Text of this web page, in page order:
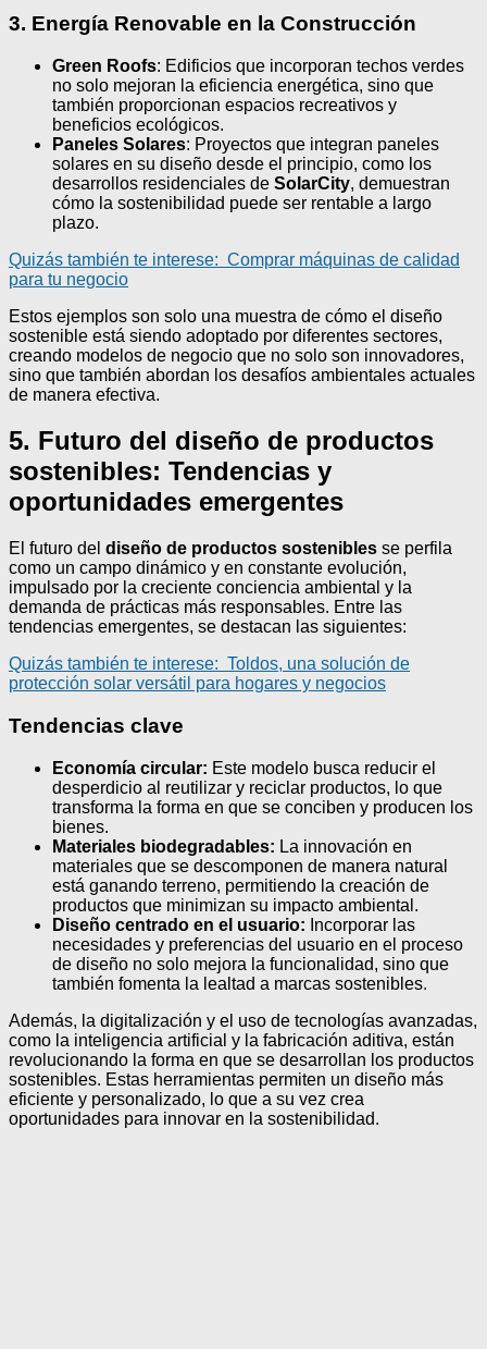
3. Energía Renovable en la Construcción
Green Roofs: Edificios que incorporan techos verdes
no solo mejoran la eficiencia energética, sino que
también proporcionan espacios recreativos y
beneficios ecológicos.
Paneles Solares: Proyectos que integran paneles
solares en su diseño desde el principio, como los
desarrollos residenciales de SolarCity, demuestran
cómo la sostenibilidad puede ser rentable a largo
plazo.
Quizás también te interese: Comprar máquinas de calidad
para tu negocio
Estos ejemplos son solo una muestra de cómo el diseño
sostenible está siendo adoptado por diferentes sectores,
creando modelos de negocio que no solo son innovadores,
sino que también abordan los desafíos ambientales actuales
de manera efectiva.
5. Futuro del diseño de productos
sostenibles: Tendencias y
oportunidades emergentes
El futuro del diseño de productos sostenibles se perfila
como un campo dinámico y en constante evolución,
impulsado por la creciente conciencia ambiental y la
demanda de prácticas más responsables. Entre las
tendencias emergentes, se destacan las siguientes:
Quizás también te interese: Toldos, una solución de
protección solar versátil para hogares y negocios
Tendencias clave
Economía circular: Este modelo busca reducir el
desperdicio al reutilizar y reciclar productos, lo que
transforma la forma en que se conciben y producen los
bienes.
Materiales biodegradables: La innovación en
materiales que se descomponen de manera natural
está ganando terreno, permitiendo la creación de
productos que minimizan su impacto ambiental.
Diseño centrado en el usuario: Incorporar las
necesidades y preferencias del usuario en el proceso
de diseño no solo mejora la funcionalidad, sino que
también fomenta la lealtad a marcas sostenibles.
Además, la digitalización y el uso de tecnologías avanzadas,
como la inteligencia artificial y la fabricación aditiva, están
revolucionando la forma en que se desarrollan los productos
sostenibles. Estas herramientas permiten un diseño más
eficiente y personalizado, lo que a su vez crea
oportunidades para innovar en la sostenibilidad.